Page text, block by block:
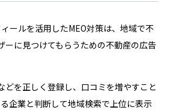
ールを活用したMEO対策は、地域で不
ーに見つけてもらうための不動産の広告
どを正しく登録し、口コミを増やすこと
企業と判断して地域検索で上位に表示